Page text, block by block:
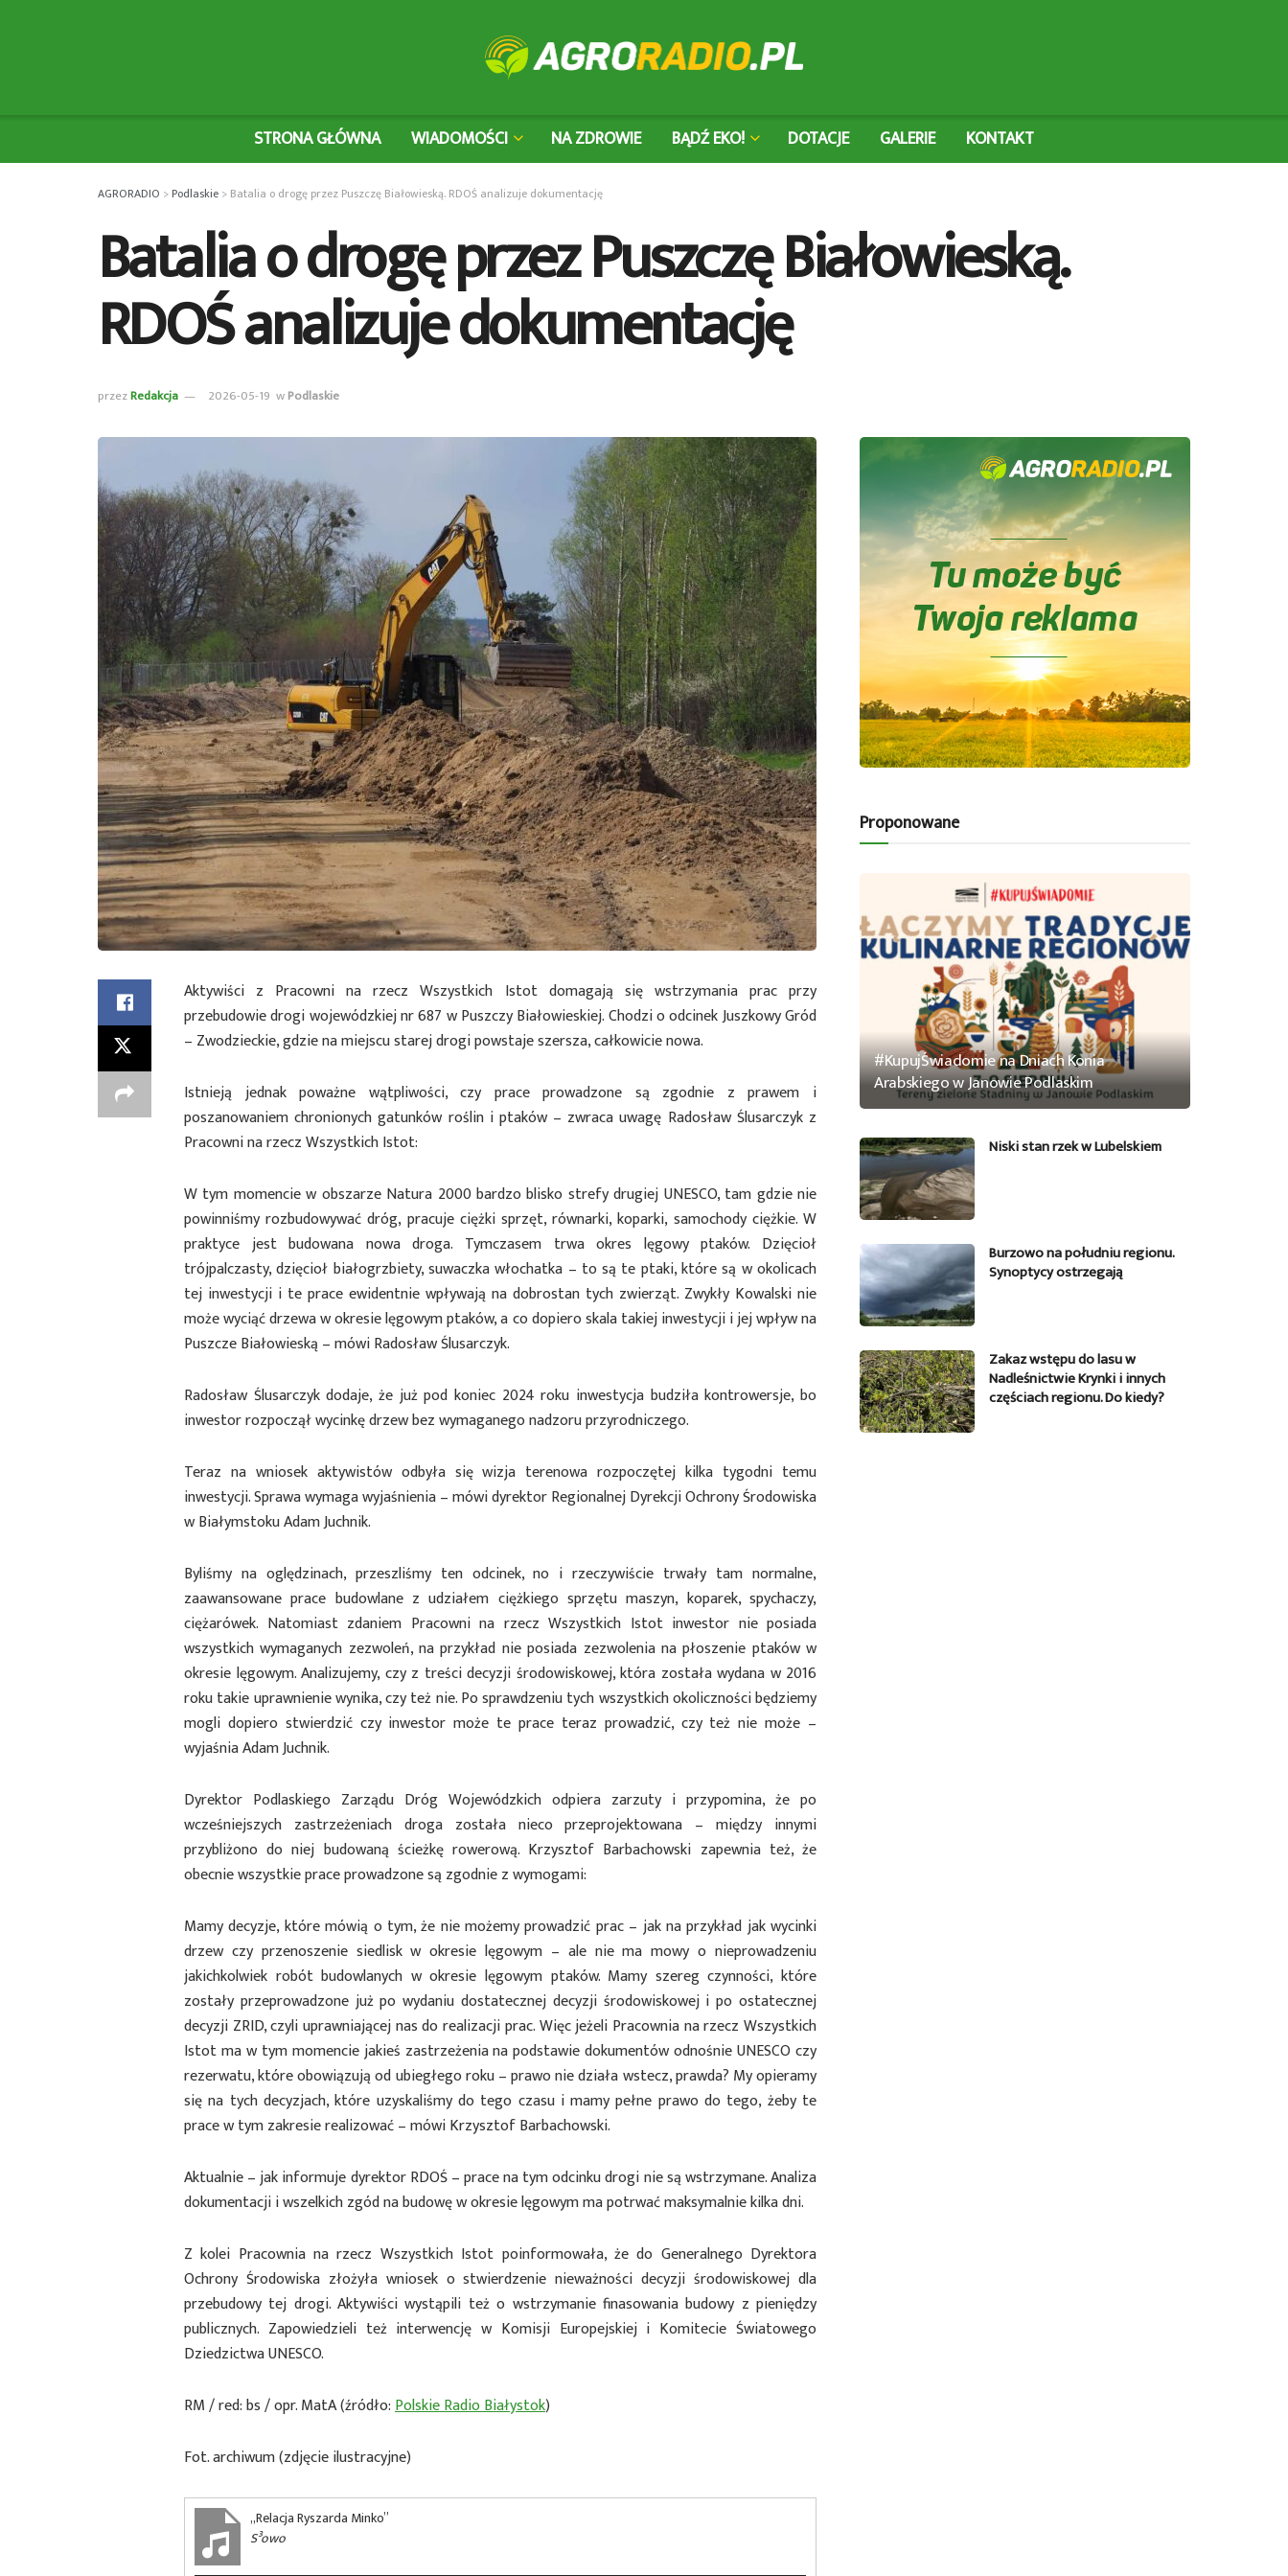
STRONA GŁÓWNA WIADOMOŚCI NA ZDROWIE BĄDŹ EKO! DOTACJE GALERIE KONTAKT
AGRORADIO >Podlaskie > Batalia o drogę przez Puszczę Białowieską. RDOŚ analizuje dokumentację
Batalia o drogę przez Puszczę Białowieską.
RDOŚ analizuje dokumentację
przezRedakcja 2026-05-19 wPodlaskie
Aktywiści z Pracowni na rzecz Wszystkich Istot domagają się wstrzymania prac przy
przebudowie drogi wojewódzkiej nr 687 w Puszczy Białowieskiej. Chodzi o odcinek Juszkowy Gród
– Zwodzieckie, gdzie na miejscu starej drogi powstaje szersza, całkowicie nowa.
Istnieją jednak poważne wątpliwości, czy prace prowadzone są zgodnie z prawem i
poszanowaniem chronionych gatunków roślin i ptaków – zwraca uwagę Radosław Ślusarczyk z
Pracowni na rzecz Wszystkich Istot:
W tym momencie w obszarze Natura 2000 bardzo blisko strefy drugiej UNESCO, tam gdzie nie
powinniśmy rozbudowywać dróg, pracuje ciężki sprzęt, równarki, koparki, samochody ciężkie. W
praktyce jest budowana nowa droga. Tymczasem trwa okres lęgowy ptaków. Dzięcioł
trójpalczasty, dzięcioł białogrzbiety, suwaczka włochatka – to są te ptaki, które są w okolicach
tej inwestycji i te prace ewidentnie wpływają na dobrostan tych zwierząt. Zwykły Kowalski nie
może wyciąć drzewa w okresie lęgowym ptaków, a co dopiero skala takiej inwestycji i jej wpływ na
Puszcze Białowieską – mówi Radosław Ślusarczyk.
Radosław Ślusarczyk dodaje, że już pod koniec 2024 roku inwestycja budziła kontrowersje, bo
inwestor rozpoczął wycinkę drzew bez wymaganego nadzoru przyrodniczego.
Teraz na wniosek aktywistów odbyła się wizja terenowa rozpoczętej kilka tygodni temu
inwestycji. Sprawa wymaga wyjaśnienia – mówi dyrektor Regionalnej Dyrekcji Ochrony Środowiska
w Białymstoku Adam Juchnik.
Byliśmy na oględzinach, przeszliśmy ten odcinek, no i rzeczywiście trwały tam normalne,
zaawansowane prace budowlane z udziałem ciężkiego sprzętu maszyn, koparek, spychaczy,
ciężarówek. Natomiast zdaniem Pracowni na rzecz Wszystkich Istot inwestor nie posiada
wszystkich wymaganych zezwoleń, na przykład nie posiada zezwolenia na płoszenie ptaków w
okresie lęgowym. Analizujemy, czy z treści decyzji środowiskowej, która została wydana w 2016
roku takie uprawnienie wynika, czy też nie. Po sprawdzeniu tych wszystkich okoliczności będziemy
mogli dopiero stwierdzić czy inwestor może te prace teraz prowadzić, czy też nie może –
wyjaśnia Adam Juchnik.
Dyrektor Podlaskiego Zarządu Dróg Wojewódzkich odpiera zarzuty i przypomina, że po
wcześniejszych zastrzeżeniach droga została nieco przeprojektowana – między innymi
przybliżono do niej budowaną ścieżkę rowerową. Krzysztof Barbachowski zapewnia też, że
obecnie wszystkie prace prowadzone są zgodnie z wymogami:
Mamy decyzje, które mówią o tym, że nie możemy prowadzić prac – jak na przykład jak wycinki
drzew czy przenoszenie siedlisk w okresie lęgowym – ale nie ma mowy o nieprowadzeniu
jakichkolwiek robót budowlanych w okresie lęgowym ptaków. Mamy szereg czynności, które
zostały przeprowadzone już po wydaniu dostatecznej decyzji środowiskowej i po ostatecznej
decyzji ZRID, czyli uprawniającej nas do realizacji prac. Więc jeżeli Pracownia na rzecz Wszystkich
Istot ma w tym momencie jakieś zastrzeżenia na podstawie dokumentów odnośnie UNESCO czy
rezerwatu, które obowiązują od ubiegłego roku – prawo nie działa wstecz, prawda? My opieramy
się na tych decyzjach, które uzyskaliśmy do tego czasu i mamy pełne prawo do tego, żeby te
prace w tym zakresie realizować – mówi Krzysztof Barbachowski.
Aktualnie – jak informuje dyrektor RDOŚ – prace na tym odcinku drogi nie są wstrzymane. Analiza
dokumentacji i wszelkich zgód na budowę w okresie lęgowym ma potrwać maksymalnie kilka dni.
Z kolei Pracownia na rzecz Wszystkich Istot poinformowała, że do Generalnego Dyrektora
Ochrony Środowiska złożyła wniosek o stwierdzenie nieważności decyzji środowiskowej dla
przebudowy tej drogi. Aktywiści wystąpili też o wstrzymanie finasowania budowy z pieniędzy
publicznych. Zapowiedzieli też interwencję w Komisji Europejskiej i Komitecie Światowego
Dziedzictwa UNESCO.
RM / red: bs / opr. MatA (źródło:Polskie Radio Białystok)
Fot. archiwum (zdjęcie ilustracyjne)
„Relacja Ryszarda Minko”
S³owo
Proponowane
#KupujŚwiadomie na Dniach Konia
Arabskiego w Janowie Podlaskim
Niski stan rzek w Lubelskiem
Burzowo na południu regionu.
Synoptycy ostrzegają
Zakaz wstępu do lasu w
Nadleśnictwie Krynki i innych
częściach regionu. Do kiedy?